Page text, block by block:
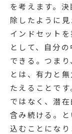
を考えます。
除したように
インドセット
として、自分
できる。つま
とは、有力と
たえることで
ではなく、潜
含み続ける。
込むことにな